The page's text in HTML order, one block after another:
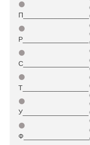
⚫
П_________________
⚫
Р_________________
⚫
С_________________
⚫
Т_________________
⚫
У_________________
⚫
Ф_________________